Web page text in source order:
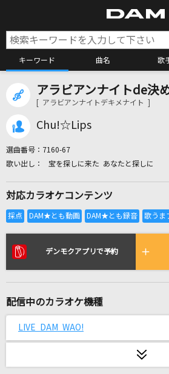
キーワード 曲名 歌
カラオケ検索
全国りれき
リアルタイムで歌われてい
少女レイ
[生音]僕のこと
アラビアンナイトde決
[ アラビアンナイトデキメナイト ]
Chu!☆Lips
選曲番号： 7160-67
宝を探しに来た あなたと探しに
対応カラオケコンテンツ
デンモクアプリで予約
配信中のカラオケ機種
LIVE DAM WAO!